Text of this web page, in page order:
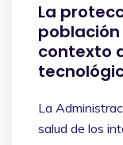
La
contexto
La
salud de los